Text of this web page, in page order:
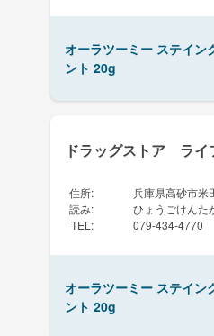
オーラツーミー ステイン
ント 20g
ドラッグストア ライ
住所:
兵庫県高砂市米
読み:
ひょうごけんた
TEL : 079-434-4770
オーラツーミー ステイン
ント 20g